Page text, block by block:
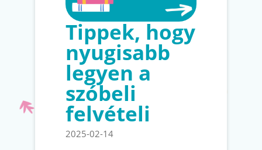
Tippek, hogy
nyugisabb
legyen a
szóbeli
felvételi
2025-02-14